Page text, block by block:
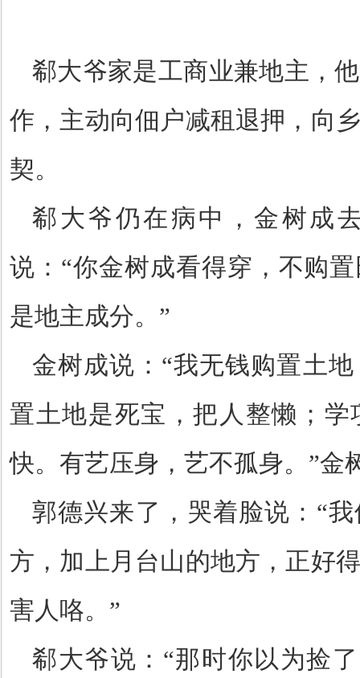
郗大爷家是工商业兼地主，
作，主动向佃户减租退押，向
契。
郗大爷仍在病中，金树成
说： “你金树成看得穿，不购
是地主成分。 ”
金树成说： “我无钱购置土
置土地是死宝，把人整懒；
快。有艺压身，艺不孤身。 ”金
郭德兴来了，哭着脸说： “我
方，加上月台山的地方，正好
害人咯。 ”
郗大爷说： “那时你以为捡了